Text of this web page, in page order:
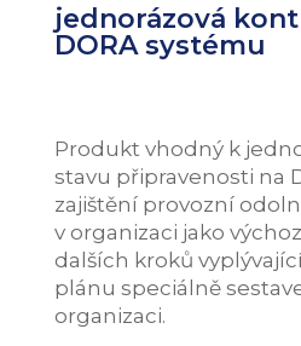
jednorázová
DORA systému
Produkt vhodný k
stavu připravenosti na
zajištění provozní
v organizaci jako
dalších kroků
plánu speciálně
organizaci.